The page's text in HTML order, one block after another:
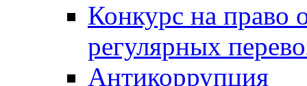
Конкурс на право
регулярных
Антикоррупция